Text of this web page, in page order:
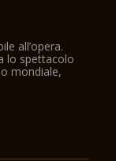
all’opera.
lo spettacolo
mondiale,